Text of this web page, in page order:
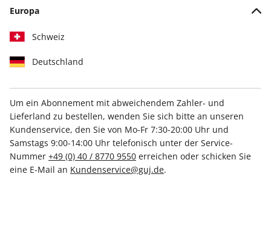
Märchenland für alle
17,50 €
stern Crime-Schuber
11,90 €
Europa
Schweiz
Deutschland
Um ein Abonnement mit abweichendem Zahler- und
Lieferland zu bestellen, wenden Sie sich bitte an unseren
Kundenservice, den Sie von Mo-Fr 7:30-20:00 Uhr und
Samstags 9:00-14:00 Uhr telefonisch unter der Service-
Nummer +49 (0) 40 / 8770 9550 erreichen oder schicken Sie
eine E-Mail an Kundenservice@guj.de.